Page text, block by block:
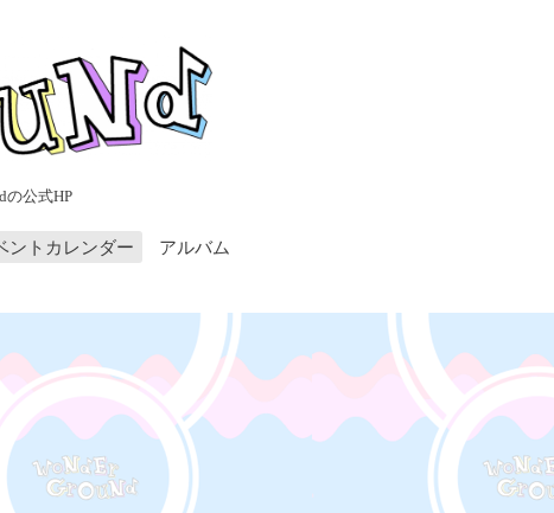
の公式HP
ントカレンダー
アルバム